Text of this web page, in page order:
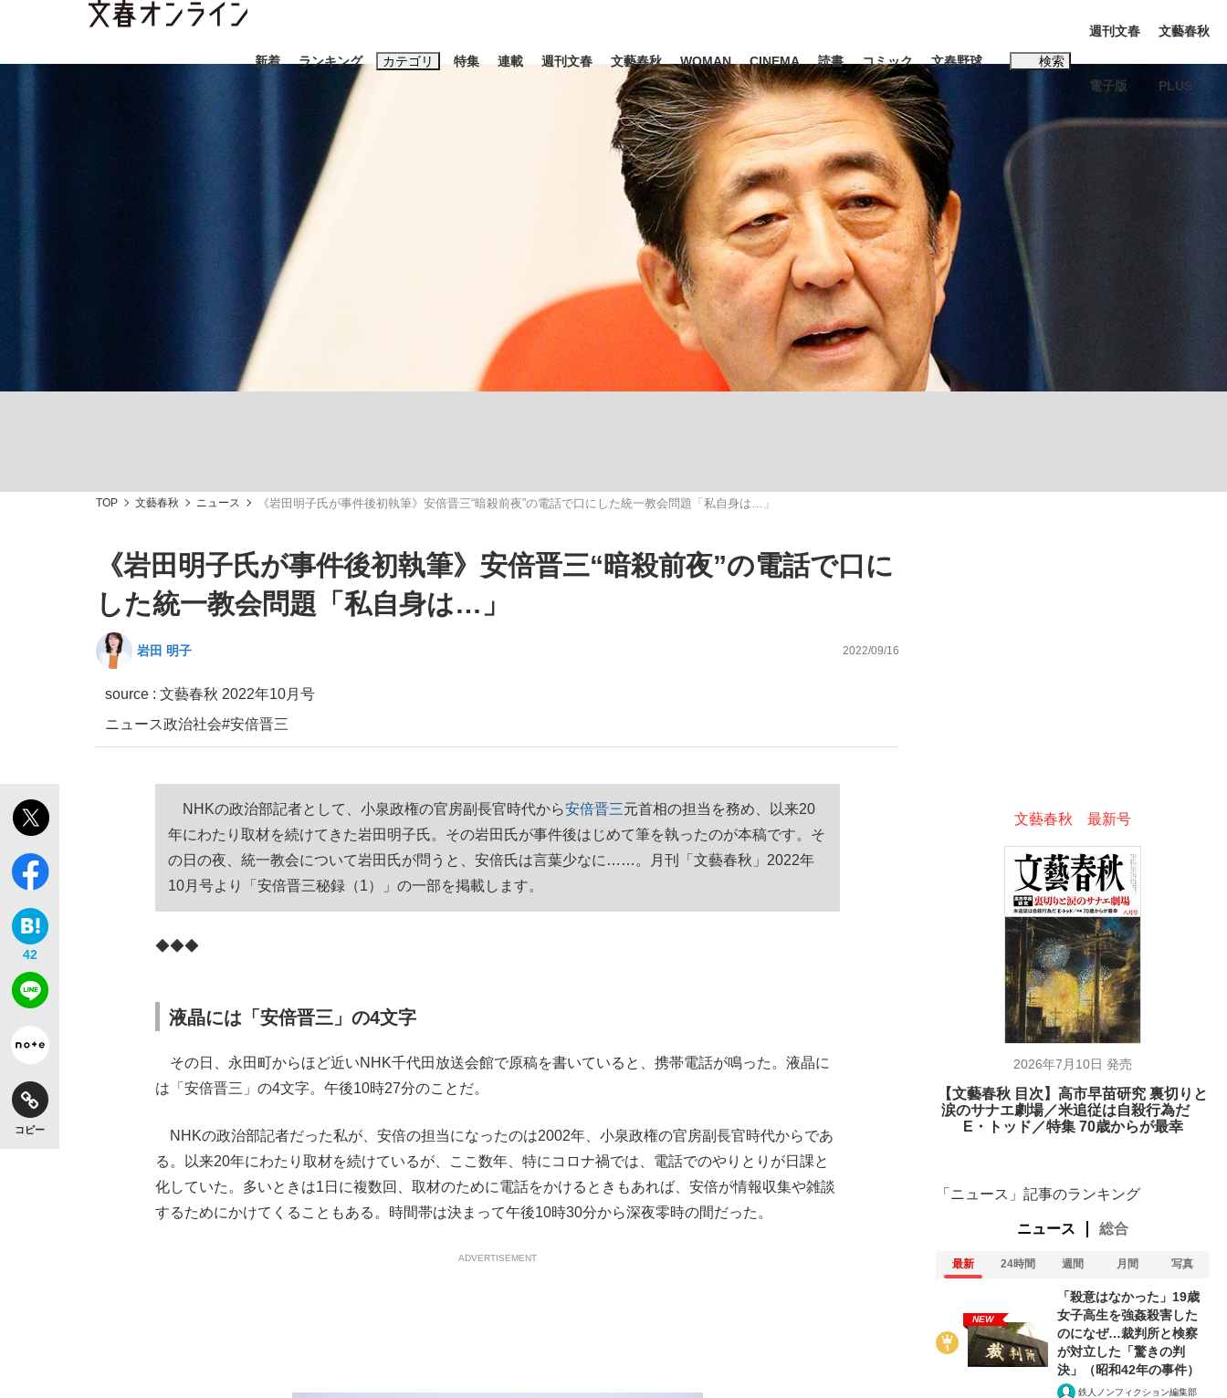
新着 ランキング カテゴリ
ライフ ビジネス インタビュー
「90%は失敗する。でも…」本田圭佑が初めて明かした日本代表監督に... 「最悪の空気のまま解散」WBC日本代表“敗戦”の真実 選手が明かす...
「敗因分析は一切聞かれなかった」侍ジャパン選手が証言した“NPB聞... 「クマが悪者扱いされているのが悲しい」『北の国から』倉本聰氏（91...
もっと見る
特集
観る将棋、読む将棋
キングの誕生を、目撃せよ。
the Style
連載 週刊文春 文藝春秋 WOMAN CINEMA 読書 コミック 文春野球 検索
キーワード入力
おすすめのキーワードタグ一覧
#森岡毅 #城彰二 #内田有紀
#松田聖子
週刊文春
電子版
文藝春秋
PLUS
TOP 文藝春秋 ニュース 《岩田明子氏が事件後初執筆》安倍晋三“暗殺前夜”の電話で口にした統一教会問題「私自身は…」
《岩田明子氏が事件後初執筆》安倍晋三“暗殺前夜”の電話で口に
した統一教会問題「私自身は…」
岩田 明子 2022/09/16
source : 文藝春秋 2022年10月号
ニュース政治社会#安倍晋三
42
コピー
NHKの政治部記者として、小泉政権の官房副長官時代から安倍晋三元首相の担当を務め、以来20
年にわたり取材を続けてきた岩田明子氏。その岩田氏が事件後はじめて筆を執ったのが本稿です。そ
の日の夜、統一教会について岩田氏が問うと、安倍氏は言葉少なに……。月刊「文藝春秋」2022年
10月号より「安倍晋三秘録（1）」の一部を掲載します。
◆◆◆
液晶には「安倍晋三」の4文字
その日、永田町からほど近いNHK千代田放送会館で原稿を書いていると、携帯電話が鳴った。液晶に
は「安倍晋三」の4文字。午後10時27分のことだ。
NHKの政治部記者だった私が、安倍の担当になったのは2002年、小泉政権の官房副長官時代からであ
る。以来20年にわたり取材を続けているが、ここ数年、特にコロナ禍では、電話でのやりとりが日課と
化していた。多いときは1日に複数回、取材のために電話をかけるときもあれば、安倍が情報収集や雑談
するためにかけてくることもある。時間帯は決まって午後10時30分から深夜零時の間だった。
ADVERTISEMENT
文藝春秋 最新号
2026年7月10日 発売
【文藝春秋 目次】高市早苗研究 裏切りと
涙のサナエ劇場／米追従は自殺行為だ
E・トッド／特集 70歳からが最幸
「ニュース」記事のランキング
ニュース 総合
最新 24時間 週間 月間 写真
NEW
「殺意はなかった」19歳
女子高生を強姦殺害した
のになぜ…裁判所と検察
が対立した「驚きの判
決」（昭和42年の事件）
鉄人ノンフィクション編集部